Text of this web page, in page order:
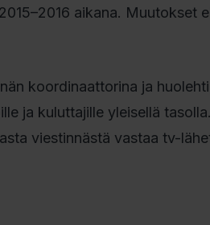
aikana. Muutokset
koordinaattorina ja
ja kuluttajille yleisellä
viestinnästä vastaa tv-